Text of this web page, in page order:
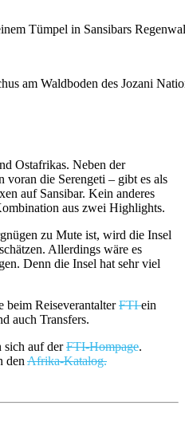
Tümpel in Sansibars
am Waldboden des Jozani
Ostafrikas. Neben der
die Serengeti – gibt es als
auf Sansibar. Kein anderes
aus zwei Highlights.
zu Mute ist, wird die Insel
Allerdings wäre es
Denn die Insel hat sehr viel
beim ReiseverantalterFTIein
auch Transfers.
sich auf derFTI-Hompage.
den Afrika-Katalog.